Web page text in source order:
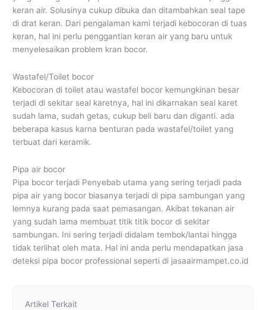
keran air. Solusinya cukup dibuka dan ditambahkan seal tape
di drat keran. Dari pengalaman kami terjadi kebocoran di tuas
keran, hal ini perlu penggantian keran air yang baru untuk
menyelesaikan problem kran bocor.
Wastafel/Toilet bocor
Kebocoran di toilet atau wastafel bocor kemungkinan besar
terjadi di sekitar seal karetnya, hal ini dikarnakan seal karet
sudah lama, sudah getas, cukup beli baru dan diganti. ada
beberapa kasus karna benturan pada wastafel/toilet yang
terbuat dari keramik.
Pipa air bocor
Pipa bocor terjadi Penyebab utama yang sering terjadi pada
pipa air yang bocor biasanya terjadi di pipa sambungan yang
lemnya kurang pada saat pemasangan. Akibat tekanan air
yang sudah lama membuat titik titik bocor di sekitar
sambungan. Ini sering terjadi didalam tembok/lantai hingga
tidak terlihat oleh mata. Hal ini anda perlu mendapatkan jasa
deteksi pipa bocor professional seperti di jasaairmampet.co.id
Artikel Terkait